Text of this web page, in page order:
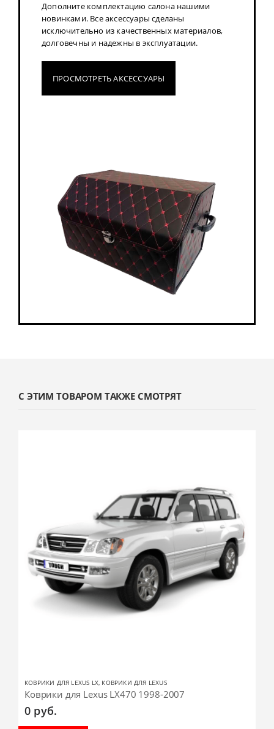
Дополните комплектацию салона нашими
новинками. Все аксессуары сделаны
исключительно из качественных материалов,
долговечны и надежны в эксплуатации.
ПРОСМОТРЕТЬ АКСЕССУАРЫ
С ЭТИМ ТОВАРОМ ТАКЖЕ СМОТРЯТ
КОВРИКИ ДЛЯ LEXUS LX, КОВРИКИ ДЛЯ LEXUS
Коврики для Lexus LX470 1998-2007
0 руб.